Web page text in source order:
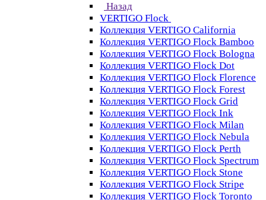
Назад
VERTIGO Flock
Коллекция VERTIGO California
Коллекция VERTIGO Flock Bamboo
Коллекция VERTIGO Flock Bologna
Коллекция VERTIGO Flock Dot
Коллекция VERTIGO Flock Florence
Коллекция VERTIGO Flock Forest
Коллекция VERTIGO Flock Grid
Коллекция VERTIGO Flock Ink
Коллекция VERTIGO Flock Milan
Коллекция VERTIGO Flock Nebula
Коллекция VERTIGO Flock Perth
Коллекция VERTIGO Flock Spectrum
Коллекция VERTIGO Flock Stone
Коллекция VERTIGO Flock Stripe
Коллекция VERTIGO Flock Toronto